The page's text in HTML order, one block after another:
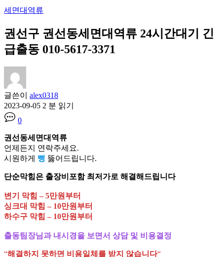
세면대역류
권선구 권선동세면대역류 24시간대기 긴
급출동 010-5617-3371
글쓴이 alex0318
2023-09-05 2 분 읽기
0
권선동세면대역류
언제든지 연락주세요.
시원하게 뻥 뚫어드립니다.
단순막힘은 출장비포함 최저가로 해결해드립니다
변기 막힘 – 5만원부터
싱크대 막힘 – 10만원부터
하수구 막힘 – 10만원부터
출동팀장님과 내시경을 보면서 상담 및 비용결정
“해결하지 못하면 비용일체를 받지 않습니다“